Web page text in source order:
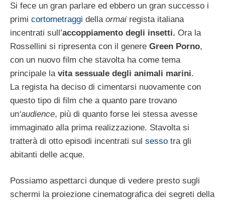
Si fece un gran parlare ed ebbero un gran successo i
primi cortometraggi della ormai regista italiana
incentrati sull’accoppiamento degli insetti. Ora la
Rossellini si ripresenta con il genere Green Porno,
con un nuovo film che stavolta ha come tema
principale la vita sessuale degli animali marini.
La regista ha deciso di cimentarsi nuovamente con
questo tipo di film che a quanto pare trovano
un‘audience, più di quanto forse lei stessa avesse
immaginato alla prima realizzazione. Stavolta si
tratterà di otto episodi incentrati sul sesso tra gli
abitanti delle acque.
Possiamo aspettarci dunque di vedere presto sugli
schermi la proiezione cinematografica dei segreti della